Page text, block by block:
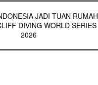
JADI TUAN RUMAH
DIVING WORLD SERIES
2026